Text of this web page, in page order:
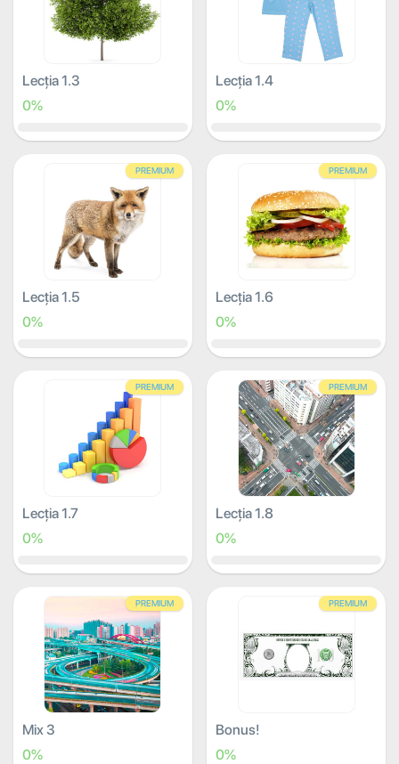
Lecția 1.3
0%
Lecția 1.4
0%
PREMIUM
Lecția 1.5
0%
PREMIUM
Lecția 1.6
0%
PREMIUM
Lecția 1.7
0%
PREMIUM
Lecția 1.8
0%
PREMIUM
Mix 3
0%
PREMIUM
Bonus!
0%